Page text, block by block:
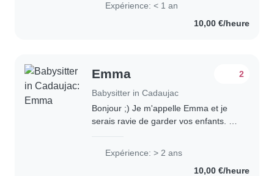
eux, raconter des histoires, aider
Expérience: < 1 an
10,00 €/heure
Emma
Babysitter in Cadaujac
2
Bonjour ;) Je m'appelle Emma et je
serais ravie de garder vos enfants. Je
disponible au alentour de Cadaujac,
Expérience: > 2 ans
10,00 €/heure